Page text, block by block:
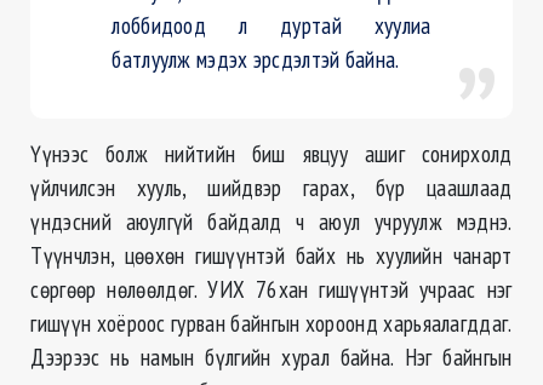
лоббидоод л дуртай хуулиа
батлуулж мэдэх эрсдэлтэй байна.
Үүнээс болж нийтийн биш явцуу ашиг сонирхолд
үйлчилсэн хууль, шийдвэр гарах, бүр цаашлаад
үндэсний аюулгүй байдалд ч аюул учруулж мэднэ.
Түүнчлэн, цөөхөн гишүүнтэй байх нь хуулийн чанарт
сөргөөр нөлөөлдөг. УИХ 76хан гишүүнтэй учраас нэг
гишүүн хоёроос гурван байнгын хороонд харьяалагддаг.
Дээрээс нь намын бүлгийн хурал байна. Нэг байнгын